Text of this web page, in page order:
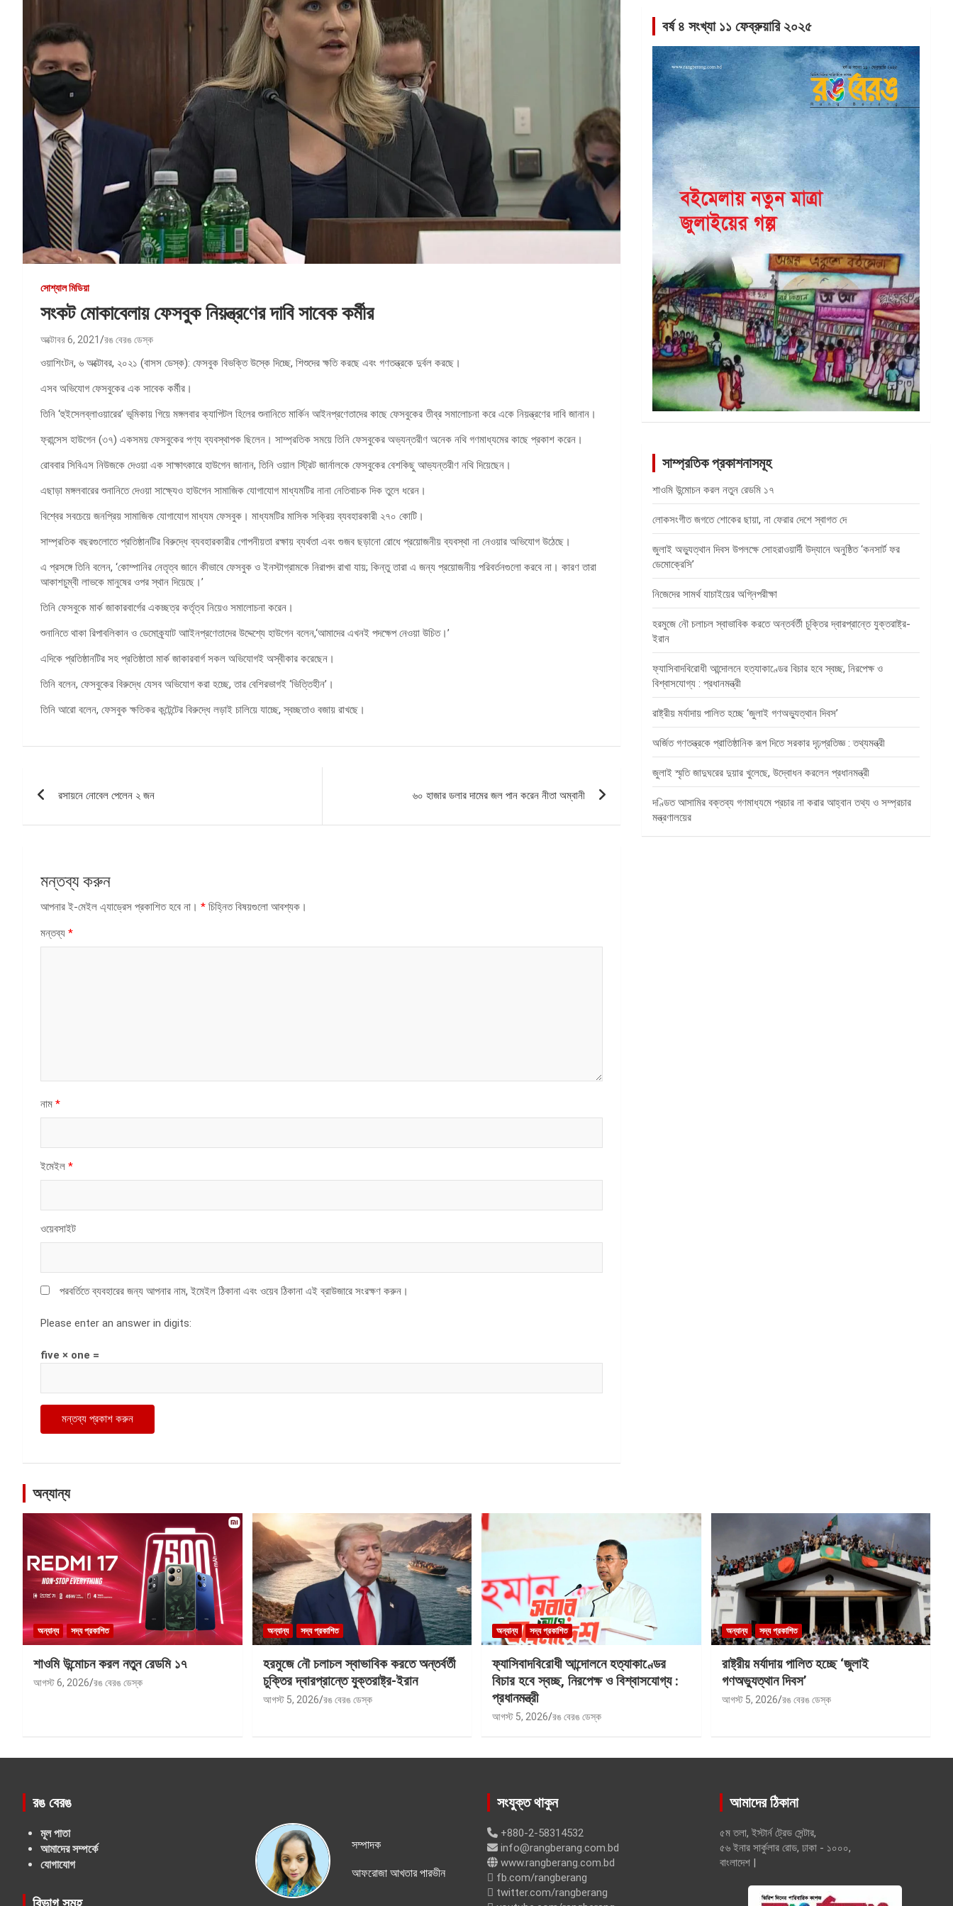
সোশ্যাল মিডিয়া
সংকট মোকাবেলায় ফেসবুক নিয়ন্ত্রণের দাবি সাবেক কর্মীর
অক্টোবর 6, 2021 রঙ বেরঙ ডেস্ক
ওয়াশিংটন, ৬ অক্টোবর, ২০২১ (বাসস ডেস্ক): ফেসবুক বিভক্তি উস্কে দিচ্ছে, শিশুদের ক্ষতি করছে এবং গণতন্ত্রকে দুর্বল করছে।
এসব অভিযোগ ফেসবুকের এক সাবেক কর্মীর।
তিনি ‘হুইসেলব্লাওয়ারের’ ভূমিকায় গিয়ে মঙ্গলবার ক্যাপিটল হিলের শুনানিতে মার্কিন আইনপ্রণেতাদের কাছে ফেসবুকের তীব্র সমালোচনা করে একে নিয়ন্ত্রণের দাবি জানান।
ফ্রান্সেস হাউগেন (৩৭) একসময় ফেসবুকের পণ্য ব্যবস্থাপক ছিলেন। সাম্প্রতিক সময়ে তিনি ফেসবুকের অভ্যন্তরীণ অনেক নথি গণমাধ্যমের কাছে প্রকাশ করেন।
রোববার সিবিএস নিউজকে দেওয়া এক সাক্ষাৎকারে হাউগেন জানান, তিনি ওয়াল স্ট্রিট জার্নালকে ফেসবুকের বেশকিছু আভ্যন্তরীণ নথি দিয়েছেন।
এছাড়া মঙ্গলবারের শুনানিতে দেওয়া সাক্ষ্যেও হাউগেন সামাজিক যোগাযোগ মাধ্যমটির নানা নেতিবাচক দিক তুলে ধরেন।
বিশ্বের সবচেয়ে জনপ্রিয় সামাজিক যোগাযোগ মাধ্যম ফেসবুক। মাধ্যমটির মাসিক সক্রিয় ব্যবহারকারী ২৭০ কোটি।
সাম্প্রতিক বছরগুলোতে প্রতিষ্ঠানটির বিরুদ্ধে ব্যবহারকারীর গোপনীয়তা রক্ষায় ব্যর্থতা এবং গুজব ছড়ানো রোধে প্রয়োজনীয় ব্যবস্থা না নেওয়ার অভিযোগ উঠেছে।
এ প্রসঙ্গে তিনি বলেন, ‘কোম্পানির নেতৃত্ব জানে কীভাবে ফেসবুক ও ইনস্টাগ্রামকে নিরাপদ রাখা যায়; কিন্তু তারা এ জন্য প্রয়োজনীয় পরিবর্তনগুলো করবে না। কারণ তারা
আকাশচুম্বী লাভকে মানুষের ওপর স্থান দিয়েছে।’
তিনি ফেসবুকে মার্ক জাকারবার্গের একচ্ছত্র কর্তৃত্ব নিয়েও সমালোচনা করেন।
শুনানিতে থাকা রিপাবলিকান ও ডেমোক্র্যাট আাইনপ্রণেতাদের উদ্দেশ্যে হাউগেন বলেন,‘আমাদের এখনই পদক্ষেপ নেওয়া উচিত।’
এদিকে প্রতিষ্ঠানটির সহ প্রতিষ্ঠাতা মার্ক জাকারবার্গ সকল অভিযোগই অস্বীকার করেছেন।
তিনি বলেন, ফেসবুকের বিরুদ্ধে যেসব অভিযোগ করা হচ্ছে, তার বেশিরভাগই ‘ভিত্তিহীন’।
তিনি আরো বলেন, ফেসবুক ক্ষতিকর কন্টেন্টের বিরুদ্ধে লড়াই চালিয়ে যাচ্ছে, স্বচ্ছতাও বজায় রাখছে।
রসায়নে নোবেল পেলেন ২ জন ৬০ হাজার ডলার দামের জল পান করেন নীতা অম্বানী
মন্তব্য করুন
আপনার ই-মেইল এ্যাড্রেস প্রকাশিত হবে না। * চিহ্নিত বিষয়গুলো আবশ্যক।
মন্তব্য *
নাম *
ইমেইল *
ওয়েবসাইট
পরবর্তিতে ব্যবহারের জন্য আপনার নাম, ইমেইল ঠিকানা এবং ওয়েব ঠিকানা এই ব্রাউজারে সংরক্ষণ করুন।
Please enter an answer in digits:
five × one =
বর্ষ ৪ সংখ্যা ১১ ফেব্রুয়ারি ২০২৫
সাম্প্রতিক প্রকাশনাসমূহ
শাওমি উন্মোচন করল নতুন রেডমি ১৭
লোকসংগীত জগতে শোকের ছায়া, না ফেরার দেশে স্বাগত দে
জুলাই অভ্যুত্থান দিবস উপলক্ষে সোহরাওয়ার্দী উদ্যানে অনুষ্ঠিত ‘কনসার্ট ফর
ডেমোক্রেসি’
নিজেদের সামর্থ যাচাইয়ের অগ্নিপরীক্ষা
হরমুজে নৌ চলাচল স্বাভাবিক করতে অন্তর্বর্তী চুক্তির দ্বারপ্রান্তে যুক্তরাষ্ট্র-
ইরান
ফ্যাসিবাদবিরোধী আন্দোলনে হত্যাকাণ্ডের বিচার হবে স্বচ্ছ, নিরপেক্ষ ও
বিশ্বাসযোগ্য : প্রধানমন্ত্রী
রাষ্ট্রীয় মর্যাদায় পালিত হচ্ছে ‘জুলাই গণঅভ্যুত্থান দিবস’
অর্জিত গণতন্ত্রকে প্রাতিষ্ঠানিক রূপ দিতে সরকার দৃঢ়প্রতিজ্ঞ : তথ্যমন্ত্রী
জুলাই স্মৃতি জাদুঘরের দুয়ার খুলেছে, উদ্বোধন করলেন প্রধানমন্ত্রী
দণ্ডিত আসামির বক্তব্য গণমাধ্যমে প্রচার না করার আহ্বান তথ্য ও সম্প্রচার
মন্ত্রণালয়ের
অন্যান্য
অন্যান্য সদ্য প্রকাশিত
শাওমি উন্মোচন করল নতুন রেডমি ১৭
আগস্ট 6, 2026 রঙ বেরঙ ডেস্ক
অন্যান্য সদ্য প্রকাশিত
হরমুজে নৌ চলাচল স্বাভাবিক করতে অন্তর্বর্তী
চুক্তির দ্বারপ্রান্তে যুক্তরাষ্ট্র-ইরান
আগস্ট 5, 2026 রঙ বেরঙ ডেস্ক
অন্যান্য সদ্য প্রকাশিত
ফ্যাসিবাদবিরোধী আন্দোলনে হত্যাকাণ্ডের
বিচার হবে স্বচ্ছ, নিরপেক্ষ ও বিশ্বাসযোগ্য :
প্রধানমন্ত্রী
আগস্ট 5, 2026 রঙ বেরঙ ডেস্ক
অন্যান্য সদ্য প্রকাশিত
রাষ্ট্রীয় মর্যাদায় পালিত হচ্ছে ‘জুলাই
গণঅভ্যুত্থান দিবস’
আগস্ট 5, 2026 রঙ বেরঙ ডেস্ক
রঙ বেরঙ
মূল পাতা
আমাদের সম্পর্কে
যোগাযোগ
সম্পাদক
আফরোজা আখতার পারভীন
সংযুক্ত থাকুন
+880-2-58314532
info@rangberang.com.bd
www.rangberang.com.bd
fb.com/rangberang
twitter.com/rangberang
আমাদের ঠিকানা
৫ম তলা, ইস্টার্ন ট্রেড সেন্টার,
৫৬ ইনার সার্কুলার রোড, ঢাকা - ১০০০,
বাংলাদেশ |